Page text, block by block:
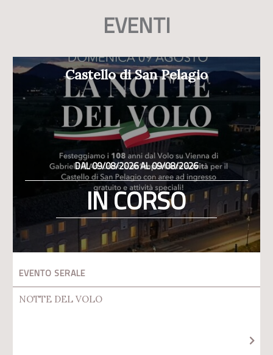
EVENTI
Castello di San Pelagio
DAL 09/08/2026 AL 09/08/2026
IN CORSO
EVENTO SERALE
NOTTE DEL VOLO